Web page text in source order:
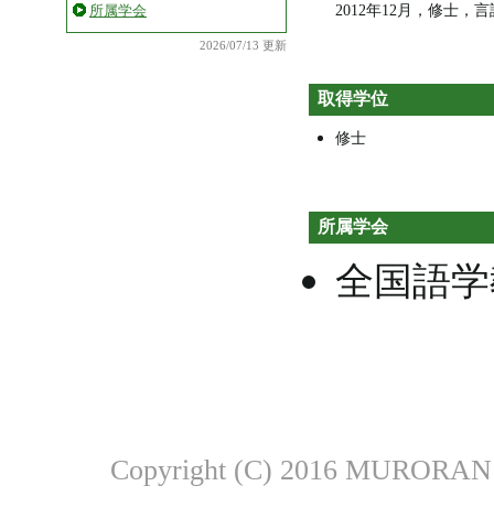
所属学会
2026/07/13 更新
2012年12月，修士，
取得学位
修士
所属学会
全国語
Copyright (C) 2016